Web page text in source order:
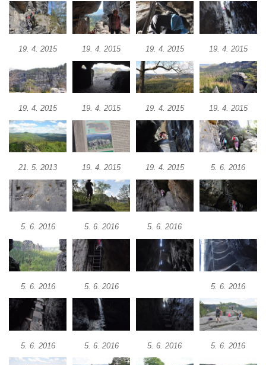
19. 4. 2015 19. 4. 2015 19. 4. 2015 19. 4. 2015
19. 4. 2015 19. 4. 2015 19. 4. 2015 19. 4. 2015
21. 5. 2013 19. 4. 2015 19. 4. 2015 5. 6. 2016
5. 6. 2016 5. 6. 2016 5. 6. 2016
5. 6. 2016 5. 6. 2016 5. 6. 2016
5. 6. 2016 5. 6. 2016 5. 6. 2016 5. 6. 2016